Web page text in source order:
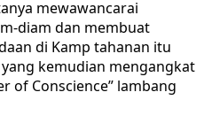
mewawancarai
diam dan membuat
di Kamp tahanan itu
kemudian mengangkat
of Conscience” lambang